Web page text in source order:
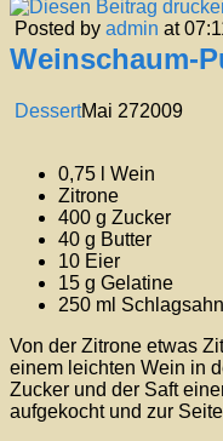
Posted by admin at
Weinschaum-
DessertMai 272009
0,75 l Wein
Zitrone
400 g Zucker
40 g Butter
10 Eier
15 g Gelatine
250 ml
Von der Zitrone etwas
einem leichten Wein in
Zucker und der Saft
aufgekocht und zur